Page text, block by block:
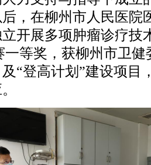
，在柳州市人民医院
开展多项肿瘤诊疗技
等奖，获柳州市卫
“登高计划”建设项目